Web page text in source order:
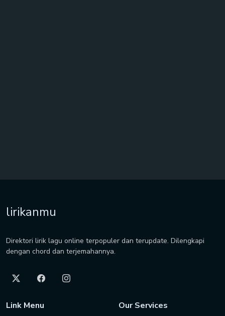
lirikanmu
Direktori lirik lagu online terpopuler dan terupdate. Dilengkapi
dengan chord dan terjemahannya.
Link Menu Our Services